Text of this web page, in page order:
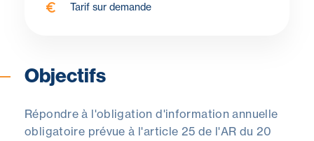
Tarif sur demande
Objectifs Pour qui ? Programme
Objectifs
Répondre à l'obligation d'information annuelle
obligatoire prévue à l'article 25 de l'AR du 20